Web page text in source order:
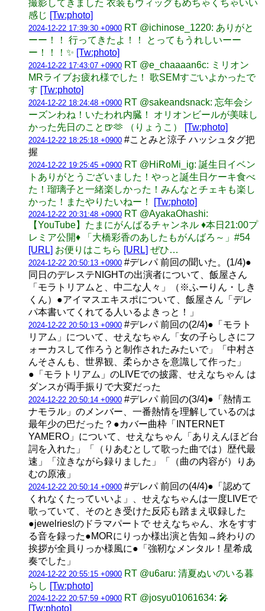
撮影してきました 衣装もウィッグもめちゃくちゃいい
感じ [Tw:photo]
2024-12-22 17:39:30 +0900 RT @ichinose_1220: ありがと
ーー！！ 行ってきたよ！！ とってもうれしいーー
ー！！！✨ [Tw:photo]
2024-12-22 17:43:07 +0900 RT @e_chaaaan6c: ミリオン
MRライブお疲れ様でした！ 歌SEMすごいよかったで
す [Tw:photo]
2024-12-22 18:24:48 +0900 RT @sakeandsnack: 忘年会シ
ーズンわね！いたわれ内臓！ オリオンビールが美味し
かった先日のこと🍺🫶 （りょうこ）
[Tw:photo]
2024-12-22 18:25:18 +0900 #ことみと涼子 ハッシュタグ把
握
2024-12-22 19:25:45 +0900 RT @HiRoMi_ig: 誕生日イベン
トありがとうございました！やっと誕生日ケーキ食べ
た！瑠璃子と一緒楽しかった！みんなとチェキも楽し
かった！またやりたいねー！
[Tw:photo]
2024-12-22 20:31:48 +0900 RT @AyakaOhashi:
【YouTube】たまにがんばるチャンネル ♦️本日21:00プ
レミア公開♦️ 「大橋彩香のあしたもがんばろ～」#54
[URL] お便りはこちら [URL] ぜひ…
2024-12-22 20:50:13 +0900 #デレパ 前回の聞いた。(1/4)●
同日のデレステNIGHTの出演者について、飯屋さん
「モラトリアムと、中二な人々」（※ふーりん・しき
くん）●アイマスエキスポについて、飯屋さん「デレ
パ本書いてくれてる人いるよきっと！」
2024-12-22 20:50:13 +0900 #デレパ 前回の(2/4)●「モラト
リアム」について、せえなちゃん「女の子らしさにフ
ォーカスして作ろうと制作されたみたいで」「中村さ
んそさんも、世界観、柔らかさを意識して作った」
●「モラトリアム」のLIVEでの披露、せえなちゃん は
ダンスが両手振りで大変だった
2024-12-22 20:50:14 +0900 #デレパ 前回の(3/4)●「熱情エ
ナモラル」のメンバー、一番熱情を理解しているのは
最年少の巴だった？●カバー曲枠「INTERNET
YAMERO」について、せえなちゃん「ありえんほど台
詞を入れた」「（りあむとして歌った曲では）歴代最
速」「泣きながら録りました」「（曲の内容が）りあ
むの原液」
2024-12-22 20:50:14 +0900 #デレパ 前回の(4/4)●「認めて
くれなくたっていいよ」、せえなちゃんは一度LIVEで
歌っていて、そのとき受けた反応も踏まえ収録した
●jewelries!のドラマパートで せえなちゃん、水をすす
る音を録った●MORにりっか様出演と告知→終わりの
挨拶が全員りっか様風に●「強靭なメンタル！星希成
奏でした」
2024-12-22 20:55:15 +0900 RT @u6aru: 清夏ぬいのいる暮
らし [Tw:photo]
2024-12-22 20:57:59 +0900 RT @josyu01061634: 🎤
[Tw:photo]